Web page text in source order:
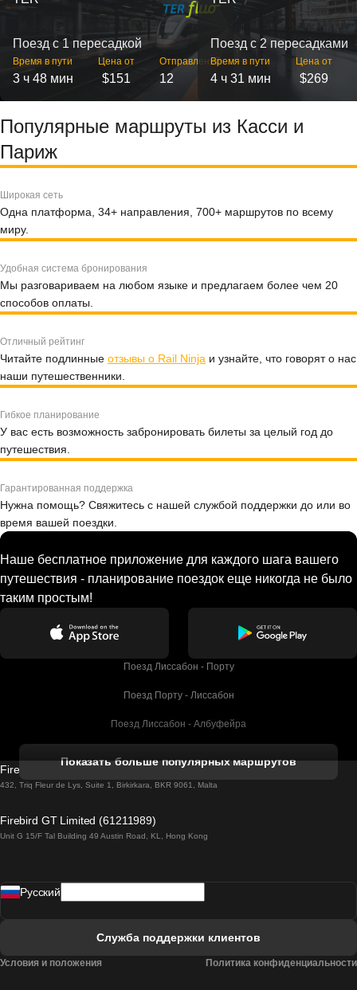
Поезд с 1 пересадкой
Время в пути
3 ч 48 мин
Цена от
$151
Отправлений
12
Поезд с 2 пересадками
Время в пути
4 ч 31 мин
Цена от
$269
Популярные маршруты из Касси и
Париж
Широкая сеть
Одна платформа, 34+ направления, 700+ маршрутов по всему
миру.
Удобная система бронирования
Мы разговариваем на любом языке и предлагаем более чем 20
способов оплаты.
Отличный рейтинг
Читайте подлинные отзывы о Rail Ninja и узнайте, что говорят о нас
наши путешественники.
Гибкое планирование
У вас есть возможность забронировать билеты за целый год до
путешествия.
Гарантированная поддержка
Нужна помощь? Свяжитесь с нашей службой поддержки до или во
время вашей поездки.
Наше бесплатное приложение для каждого шага вашего
путешествия - планирование поездок еще никогда не было
таким простым!
Поезд Лиссабон - Порту
Поезд Порту - Лиссабон
Поезд Лиссабон - Албуфейра
Поезд Лиссабон - Лагос
Поезд Лиссабон - Мадрид
Показать больше популярных маршрутов
Firebird GT Limited (OC 1451)
432, Triq Fleur de Lys, Suite 1, Birkirkara, BKR 9061, Malta
Firebird GT Limited (61211989)
Unit G 15/F Tal Building 49 Austin Road, KL, Hong Kong
Pусский
Служба поддержки клиентов
Условия и положения Политика конфиденциальности